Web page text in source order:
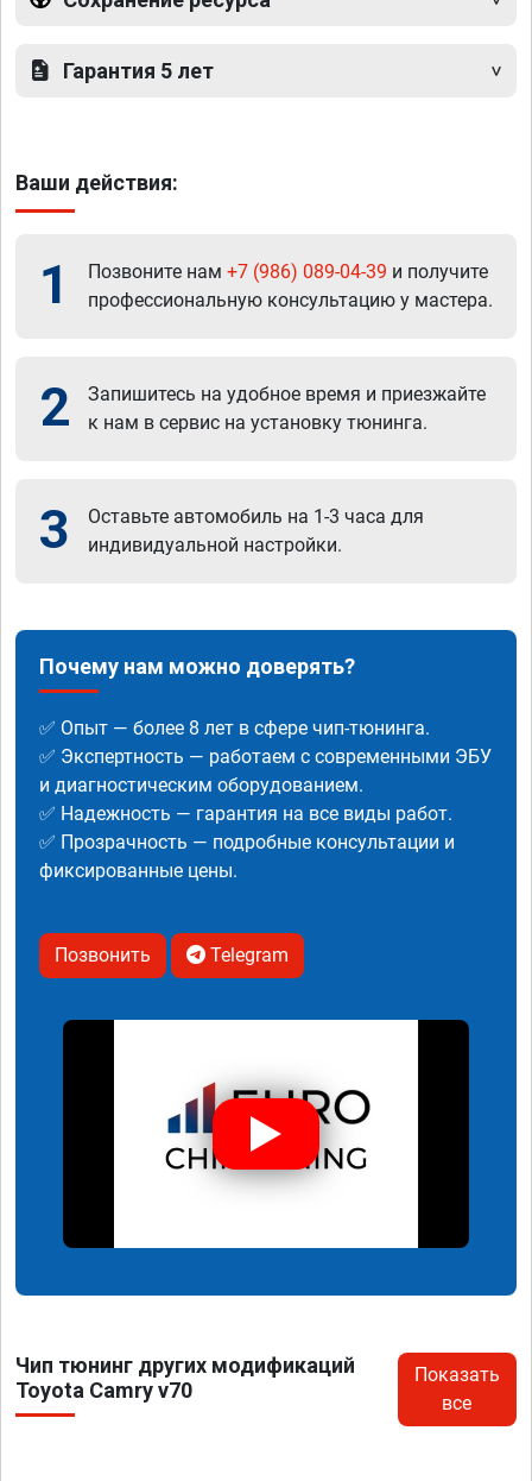
Гарантия 5 лет
Ваши действия:
1 Позвоните нам +7 (986) 089-04-39 и получите
профессиональную консультацию у мастера.
2
Запишитесь на удобное время и приезжайте
к нам в сервис на установку тюнинга.
3
Оставьте автомобиль на 1-3 часа для
индивидуальной настройки.
Почему нам можно доверять?
✅ Опыт — более 8 лет в сфере чип-тюнинга.
✅ Экспертность — работаем с современными ЭБУ
и диагностическим оборудованием.
✅ Надежность — гарантия на все виды работ.
✅ Прозрачность — подробные консультации и
фиксированные цены.
Позвонить Telegram
Чип тюнинг других модификаций
Toyota Camry v70
Показать
все